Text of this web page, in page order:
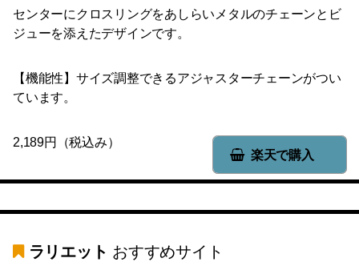
センターにクロスリングをあしらいメタルのチェーンとビ
ジューを添えたデザインです。
【機能性】サイズ調整できるアジャスターチェーンがつい
ています。
楽天で購入
2,189円（税込み）
ラリエット おすすめサイト